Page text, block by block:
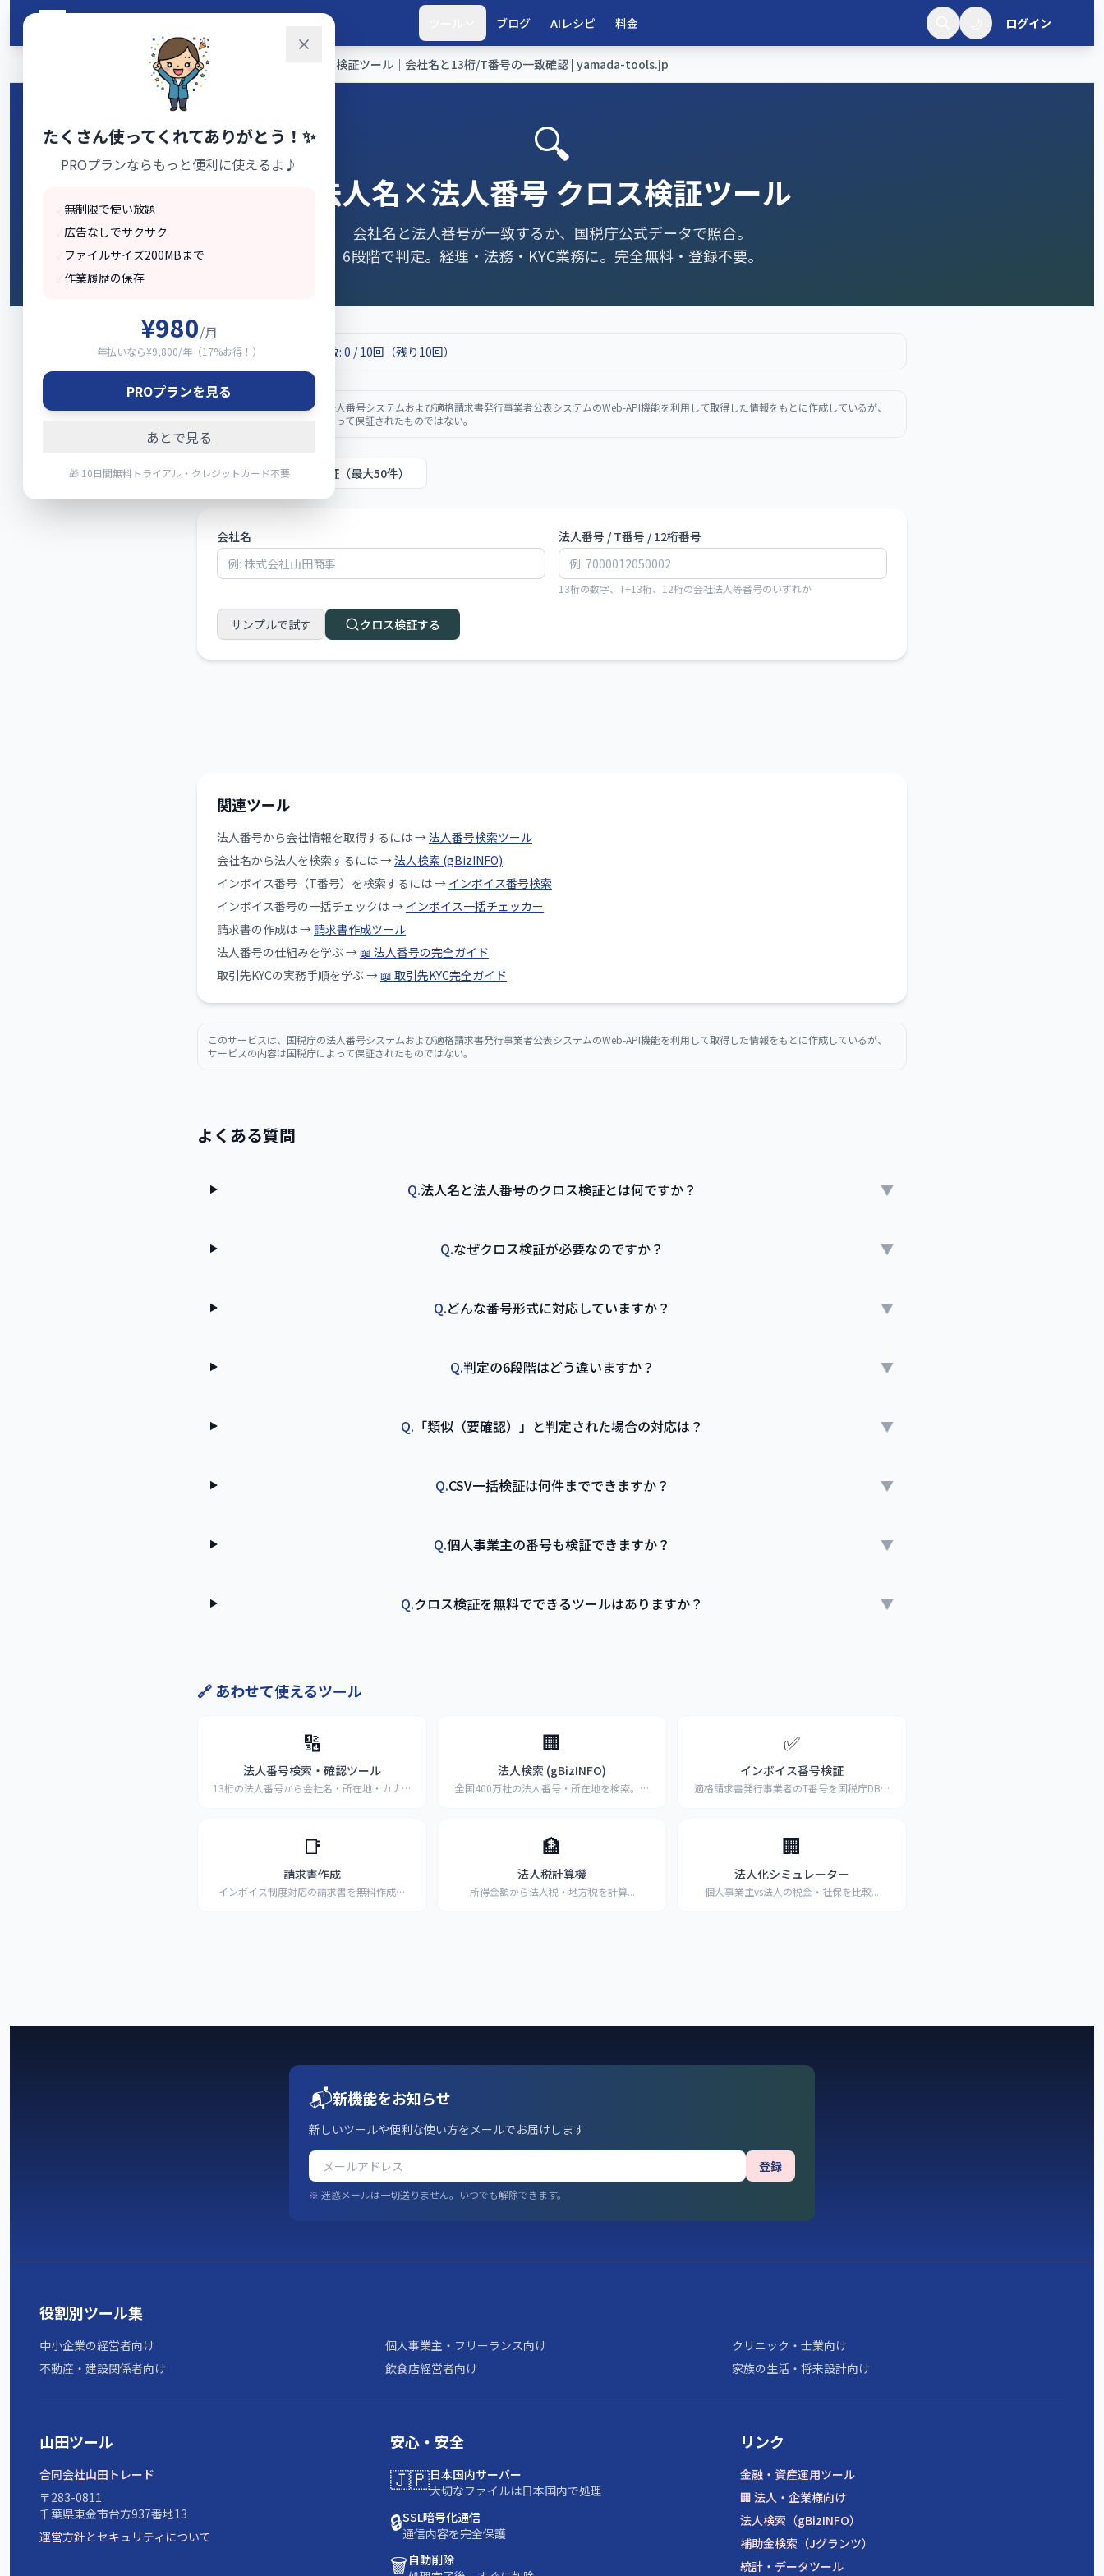
メインコンテンツへスキップ
ブログ AIレシピ 料金 ログイン
ビジネス・法人›【無料】法人名×法人番号 クロス検証ツール｜会社名と13桁/T番号の一致確認 | yamada-tools.jp
🔍
法人名×法人番号 クロス検証ツール
会社名と法人番号が一致するか、国税庁公式データで照合。
6段階で判定。経理・法務・KYC業務に。完全無料・登録不要。
本日のクロス検証回数: 0 / 10回（残り10回）
このサービスは、国税庁の法人番号システムおよび適格請求書発行事業者公表システムのWeb-API機能を利用して取得した情報をもとに作成しているが、
サービスの内容は国税庁によって保証されたものではない。
個別検証 一括検証（最大50件）
会社名 法人番号 / T番号 / 12桁番号
13桁の数字、T+13桁、12桁の会社法人等番号のいずれか
サンプルで試す クロス検証する
関連ツール
法人番号から会社情報を取得するには →法人番号検索ツール
会社名から法人を検索するには →法人検索 (gBizINFO)
インボイス番号（T番号）を検索するには → インボイス番号検索
インボイス番号の一括チェックは → インボイス一括チェッカー
請求書の作成は →請求書作成ツール
法人番号の仕組みを学ぶ →📖 法人番号の完全ガイド
取引先KYCの実務手順を学ぶ →📖 取引先KYC完全ガイド
このサービスは、国税庁の法人番号システムおよび適格請求書発行事業者公表システムのWeb-API機能を利用して取得した情報をもとに作成しているが、
サービスの内容は国税庁によって保証されたものではない。
よくある質問
Q.法人名と法人番号のクロス検証とは何ですか？ ▼
Q.なぜクロス検証が必要なのですか？ ▼
Q.どんな番号形式に対応していますか？ ▼
Q.判定の6段階はどう違いますか？ ▼
Q. 「類似（要確認）」と判定された場合の対応は？ ▼
Q.CSV一括検証は何件までできますか？ ▼
Q.個人事業主の番号も検証できますか？ ▼
Q.クロス検証を無料でできるツールはありますか？ ▼
🔗 あわせて使えるツール
🔢
法人番号検索・確認ツール
13桁の法人番号から会社名・所在地・カナ・
🏢
法人検索 (gBizINFO)
全国400万社の法人番号・所在地を検索。経
✅
インボイス番号検証
適格請求書発行事業者のT番号を国税庁DBで
📑
請求書作成
インボイス制度対応の請求書を無料作成。
🏦
法人税計算機
所得金額から法人税・地方税を計算...
🏢
法人化シミュレーター
個人事業主vs法人の税金・社保を比較...
📬新機能をお知らせ
新しいツールや便利な使い方をメールでお届けします
登録
※ 迷惑メールは一切送りません。いつでも解除できます。
役割別ツール集
中小企業の経営者向け 個人事業主・フリーランス向け
クリニック・士業向け
不動産・建設関係者向け
飲食店経営者向け 家族の生活・将来設計向け
山田ツール
合同会社山田トレード
〒283-0811
千葉県東金市台方937番地13
運営方針とセキュリティについて
安心・安全
🇯🇵日本国内サーバー
大切なファイルは日本国内で処理
🔒SSL暗号化通信
通信内容を完全保護
🗑️ 自動削除
リンク
金融・資産運用ツール
🏢 法人・企業様向け
法人検索（gBizINFO）
補助金検索（Jグランツ）
統計・データツール
たくさん使ってくれてありがとう！✨
PROプランならもっと便利に使えるよ♪
無制限で使い放題
広告なしでサクサク
ファイルサイズ200MBまで
作業履歴の保存
¥980/月
年払いなら¥9,800/年（17%お得！）
PROプランを見る
あとで見る
🎁 10日間無料トライアル・クレジットカード不要